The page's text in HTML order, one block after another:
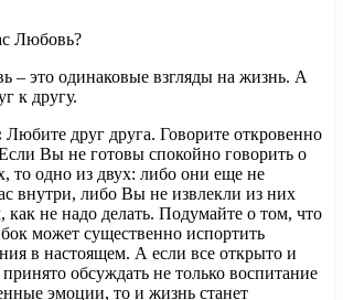
Любовь?
– это одинаковые взгляды на жизнь. А
к другу.
Любите друг друга. Говорите откровенно
Вы не готовы спокойно говорить о
то одно из двух: либо они еще не
внутри, либо Вы не извлекли из них
не надо делать. Подумайте о том, что
может существенно испортить
в настоящем. А если все открыто и
обсуждать не только воспитание
эмоции, то и жизнь станет